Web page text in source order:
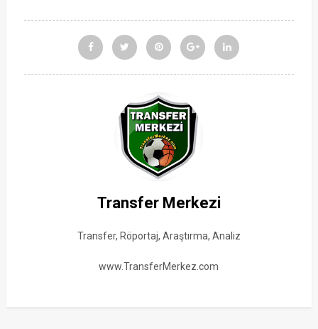
Transfer Merkezi
Transfer, Röportaj, Araştırma, Analiz
www.TransferMerkez.com